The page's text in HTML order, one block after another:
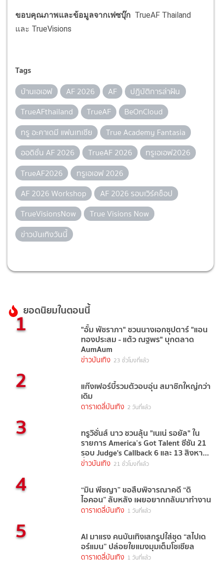
ขอบคุณภาพและข้อมูลจากเฟซบุ๊ก TrueAF Thailand
และ TrueVisions
Tags
บ้านเอเอฟ AF 2026 AF
ปฏิบัติการล่าฝัน
TrueAFthailand
TrueAF
BeOnCloud
ทรู อะคาเดมี แฟนเทเชีย
True Academy Fantasia
ออดิชั่น AF 2026
TrueAF 2026
ทรูเอเอฟ2026
TrueAF2026
ทรูเอเอฟ 2026
AF 2026 Workshop
AF 2026 รอบเวิร์คช็อป
TrueVisionsNow
True Visions Now
ข่าวบันเทิงวันนี้
ยอดนิยมในตอนนี้
1 "อั้ม พัชราภา" ชวนนางเอกซุปตาร์ "แอน
ทองประสม - แต้ว ณฐพร" บุกตลาด
AumAum
ข่าวบันเทิง 23 ชั่วโมงที่แล้ว
2 แก๊งเฟอร์บี้รวมตัวอบอุ่น สมาชิกใหญ่กว่า
เดิม
ดาราเดลี่บันเทิง 2 วันที่แล้ว
3 ทรูวิชั่นส์ นาว ชวนลุ้น "เนเน่ รอยัล" ใน
รายการ America’s Got Talent ซีซัน 21
รอบ Judge's Callback 6 และ 13 สิงหาคม
นี้
ข่าวบันเทิง 21 ชั่วโมงที่แล้ว
4 “มิน พีชญา” ขอสืบพิจารณาคดี “ดิ
ไอคอน” ลับหลัง เผยอยากกลับมาทำงาน
ดาราเดลี่บันเทิง 1 วันที่แล้ว
5 AI มาแรง คนบันเทิงเสกรูปใส่ชุด “สไปเด
อร์แมน” ปล่อยใยแมงมุมเต็มโชเชียล
ดาราเดลี่บันเทิง 1 วันที่แล้ว